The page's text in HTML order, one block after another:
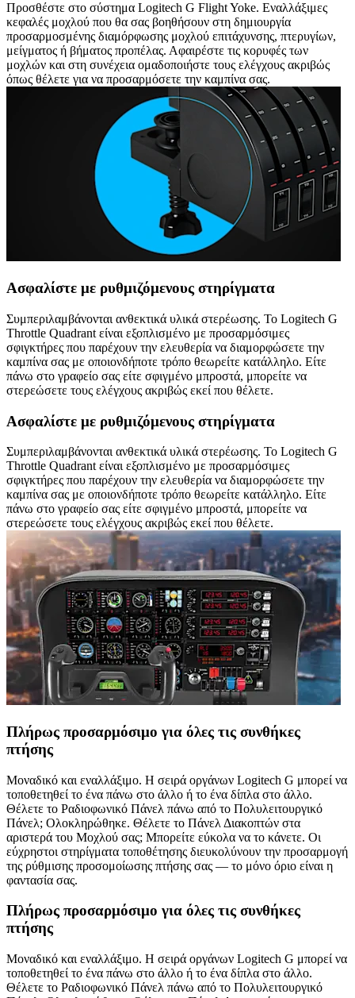
Προσθέστε στο σύστημα Logitech G Flight Yoke. Εναλλάξιμες
κεφαλές μοχλού που θα σας βοηθήσουν στη δημιουργία
προσαρμοσμένης διαμόρφωσης μοχλού επιτάχυνσης, πτερυγίων,
μείγματος ή βήματος προπέλας. Αφαιρέστε τις κορυφές των
μοχλών και στη συνέχεια ομαδοποιήστε τους ελέγχους ακριβώς
όπως θέλετε για να προσαρμόσετε την καμπίνα σας.
Ασφαλίστε με ρυθμιζόμενους στηρίγματα
Συμπεριλαμβάνονται ανθεκτικά υλικά στερέωσης. Το Logitech G
Throttle Quadrant είναι εξοπλισμένο με προσαρμόσιμες
σφιγκτήρες που παρέχουν την ελευθερία να διαμορφώσετε την
καμπίνα σας με οποιονδήποτε τρόπο θεωρείτε κατάλληλο. Είτε
πάνω στο γραφείο σας είτε σφιγμένο μπροστά, μπορείτε να
στερεώσετε τους ελέγχους ακριβώς εκεί που θέλετε.
Ασφαλίστε με ρυθμιζόμενους στηρίγματα
Συμπεριλαμβάνονται ανθεκτικά υλικά στερέωσης. Το Logitech G
Throttle Quadrant είναι εξοπλισμένο με προσαρμόσιμες
σφιγκτήρες που παρέχουν την ελευθερία να διαμορφώσετε την
καμπίνα σας με οποιονδήποτε τρόπο θεωρείτε κατάλληλο. Είτε
πάνω στο γραφείο σας είτε σφιγμένο μπροστά, μπορείτε να
στερεώσετε τους ελέγχους ακριβώς εκεί που θέλετε.
Πλήρως προσαρμόσιμο για όλες τις συνθήκες
πτήσης
Μοναδικό και εναλλάξιμο. Η σειρά οργάνων Logitech G μπορεί να
τοποθετηθεί το ένα πάνω στο άλλο ή το ένα δίπλα στο άλλο.
Θέλετε το Ραδιοφωνικό Πάνελ πάνω από το Πολυλειτουργικό
Πάνελ; Ολοκληρώθηκε. Θέλετε το Πάνελ Διακοπτών στα
αριστερά του Μοχλού σας; Μπορείτε εύκολα να το κάνετε. Οι
εύχρηστοι στηρίγματα τοποθέτησης διευκολύνουν την προσαρμογή
της ρύθμισης προσομοίωσης πτήσης σας — το μόνο όριο είναι η
φαντασία σας.
Πλήρως προσαρμόσιμο για όλες τις συνθήκες
πτήσης
Μοναδικό και εναλλάξιμο. Η σειρά οργάνων Logitech G μπορεί να
τοποθετηθεί το ένα πάνω στο άλλο ή το ένα δίπλα στο άλλο.
Θέλετε το Ραδιοφωνικό Πάνελ πάνω από το Πολυλειτουργικό